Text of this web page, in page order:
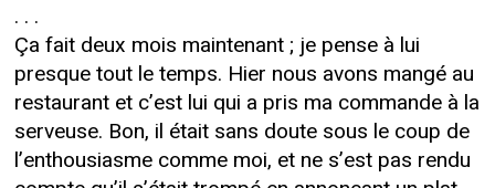
. . .
Ça fait deux mois maintenant ; je pense à lui
presque tout le temps. Hier nous avons mangé au
restaurant et c’est lui qui a pris ma commande à la
serveuse. Bon, il était sans doute sous le coup de
l’enthousiasme comme moi, et ne s’est pas rendu